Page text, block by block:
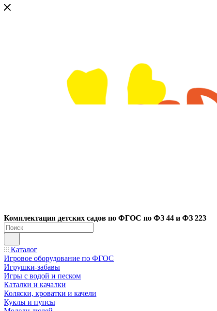
Комплектация детских садов по ФГОC по ФЗ 44 и ФЗ 223
Каталог
Игровое оборудование по ФГОС
Игрушки-забавы
Игры с водой и песком
Каталки и качалки
Коляски, кроватки и качели
Куклы и пупсы